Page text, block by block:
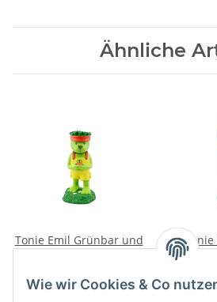
Wie wir Cookies & Co
Ähnliche
Tonie Emil Grünbar und
Alter Preis:16,99 €
Tonie